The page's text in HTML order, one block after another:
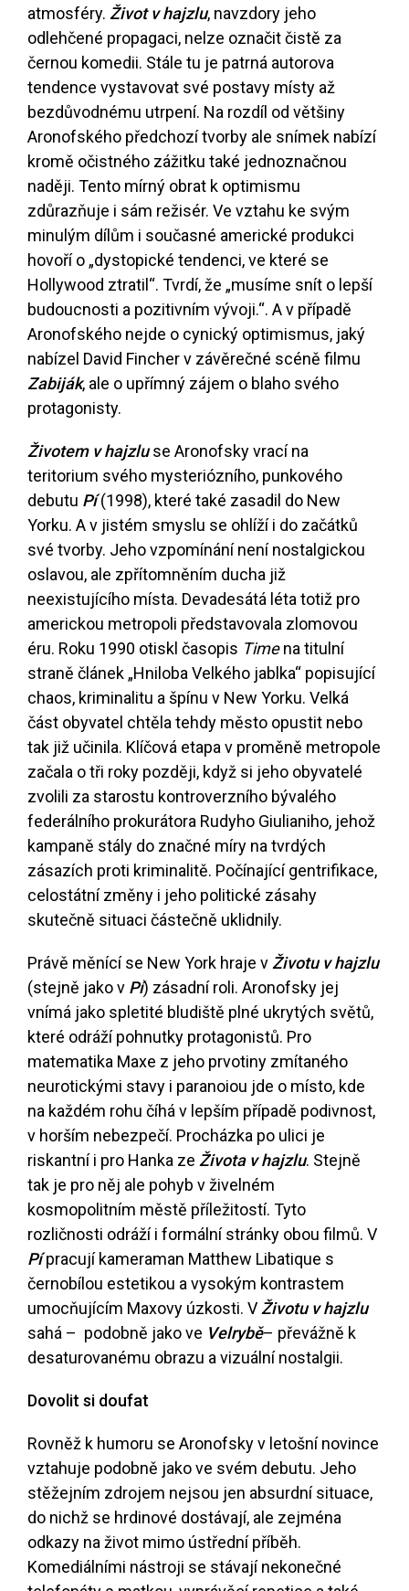
atmosféry. Život v hajzlu, navzdory jeho
odlehčené propagaci, nelze označit čistě za
černou komedii. Stále tu je patrná autorova
tendence vystavovat své postavy místy až
bezdůvodnému utrpení. Na rozdíl od většiny
Aronofského předchozí tvorby ale snímek nabízí
kromě očistného zážitku také jednoznačnou
naději. Tento mírný obrat k optimismu
zdůrazňuje i sám režisér. Ve vztahu ke svým
minulým dílům i současné americké produkci
hovoří o „dystopické tendenci, ve které se
Hollywood ztratil“. Tvrdí, že „musíme snít o lepší
budoucnosti a pozitivním vývoji.“. A v případě
Aronofského nejde o cynický optimismus, jaký
nabízel David Fincher v závěrečné scéně filmu
Zabiják, ale o upřímný zájem o blaho svého
protagonisty.
Životem v hajzluse Aronofsky vrací na
teritorium svého mysteriózního, punkového
debutu Pí (1998), které také zasadil do New
Yorku. A v jistém smyslu se ohlíží i do začátků
své tvorby. Jeho vzpomínání není nostalgickou
oslavou, ale zpřítomněním ducha již
neexistujícího místa. Devadesátá léta totiž pro
americkou metropoli představovala zlomovou
éru. Roku 1990 otiskl časopis Timena titulní
straně článek „Hniloba Velkého jablka“ popisující
chaos, kriminalitu a špínu v New Yorku. Velká
část obyvatel chtěla tehdy město opustit nebo
tak již učinila. Klíčová etapa v proměně metropole
začala o tři roky později, když si jeho obyvatelé
zvolili za starostu kontroverzního bývalého
federálního prokurátora Rudyho Giulianiho, jehož
kampaně stály do značné míry na tvrdých
zásazích proti kriminalitě. Počínající gentrifikace,
celostátní změny i jeho politické zásahy
skutečně situaci částečně uklidnily.
Právě měnící se New York hraje vŽivotu v hajzlu
(stejně jako v Pí) zásadní roli. Aronofsky jej
vnímá jako spletité bludiště plné ukrytých světů,
které odráží pohnutky protagonistů. Pro
matematika Maxe z jeho prvotiny zmítaného
neurotickými stavy i paranoiou jde o místo, kde
na každém rohu číhá v lepším případě podivnost,
v horším nebezpečí. Procházka po ulici je
riskantní i pro Hanka ze Života v hajzlu. Stejně
tak je pro něj ale pohyb v živelném
kosmopolitním městě příležitostí. Tyto
rozličnosti odráží i formální stránky obou filmů. V
Pí pracují kameraman Matthew Libatique s
černobílou estetikou a vysokým kontrastem
umocňujícím Maxovy úzkosti. VŽivotu v hajzlu
sahá – podobně jako ve Velrybě– převážně k
desaturovanému obrazu a vizuální nostalgii.
Dovolit si doufat
Rovněž k humoru se Aronofsky v letošní novince
vztahuje podobně jako ve svém debutu. Jeho
stěžejním zdrojem nejsou jen absurdní situace,
do nichž se hrdinové dostávají, ale zejména
odkazy na život mimo ústřední příběh.
Komediálními nástroji se stávají nekonečné